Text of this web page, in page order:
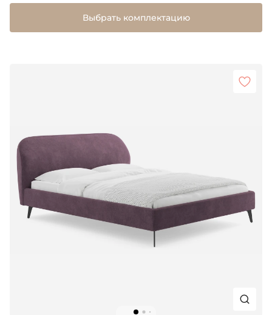
Выбрать комплектацию